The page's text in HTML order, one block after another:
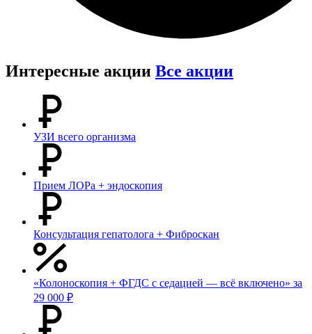
Интересные акции Все акции
УЗИ всего организма
Прием ЛОРа + эндоскопия
Консультация гепатолога + Фиброскан
«Колоноскопия + ФГДС с седацией — всё включено» за
29 000 ₽